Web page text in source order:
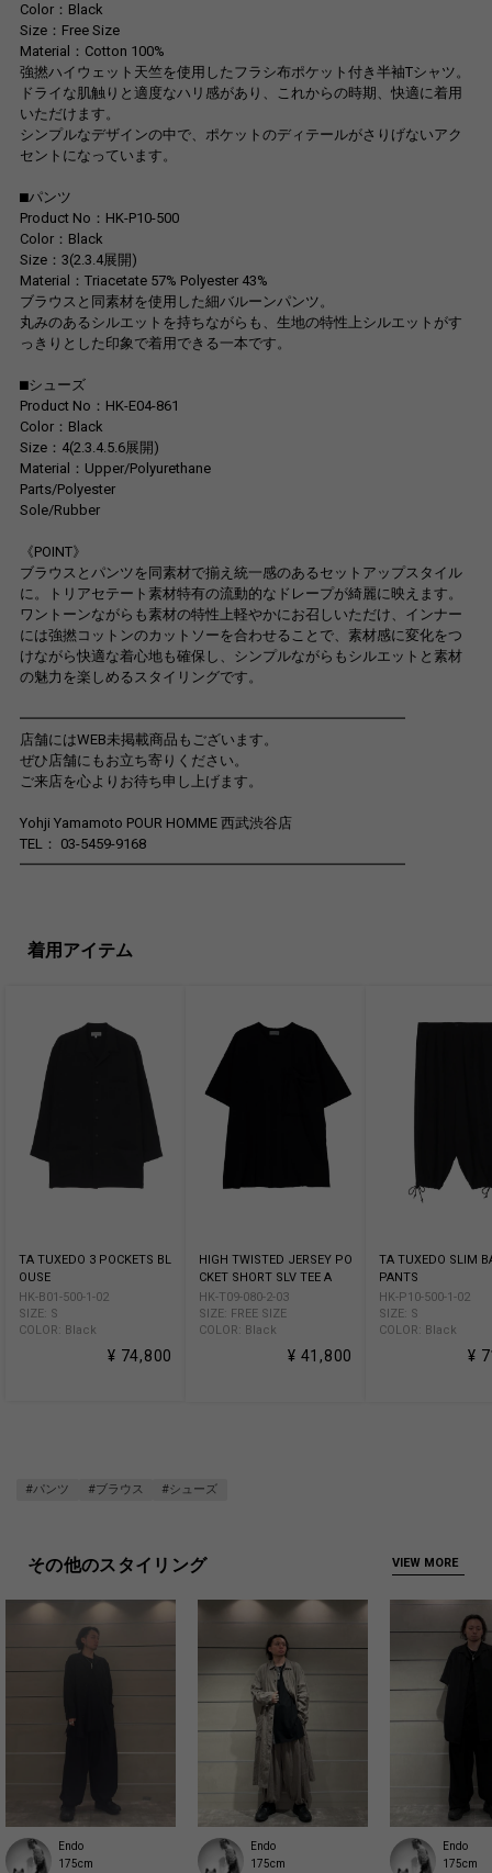
Color：Black
Size：Free Size
Material：Cotton 100%
強撚ハイウェット天竺を使用したフラシ布ポケット付き半袖Tシャツ。
ドライな肌触りと適度なハリ感があり、これからの時期、快適に着用
いただけます。
シンプルなデザインの中で、ポケットのディテールがさりげないアク
セントになっています。
⬛︎パンツ
Product No：HK-P10-500
Color：Black
Size：3(2.3.4展開)
Material：Triacetate 57% Polyester 43%
ブラウスと同素材を使用した細バルーンパンツ。
丸みのあるシルエットを持ちながらも、生地の特性上シルエットがす
っきりとした印象で着用できる一本です。
⬛︎シューズ
Product No：HK-E04-861
Color：Black
Size：4(2.3.4.5.6展開)
Material：Upper/Polyurethane
Parts/Polyester
Sole/Rubber
《POINT》
ブラウスとパンツを同素材で揃え統一感のあるセットアップスタイル
に。トリアセテート素材特有の流動的なドレープが綺麗に映えます。
ワントーンながらも素材の特性上軽やかにお召しいただけ、インナー
には強撚コットンのカットソーを合わせることで、素材感に変化をつ
けながら快適な着心地も確保し、シンプルながらもシルエットと素材
の魅力を楽しめるスタイリングです。
━━━━━━━━━━━━━━━━━━━━━━━━━━━
店舗にはWEB未掲載商品もございます。
ぜひ店舗にもお立ち寄りください。
ご来店を心よりお待ち申し上げます。
Yohji Yamamoto POUR HOMME 西武渋谷店
TEL： 03-5459-9168
━━━━━━━━━━━━━━━━━━━━━━━━━━━
着用アイテム
TA TUXEDO 3 POCKETS BL
OUSE
HK-B01-500-1-02
SIZE: S
COLOR: Black
¥ 74,800
HIGH TWISTED JERSEY PO
CKET SHORT SLV TEE A
HK-T09-080-2-03
SIZE: FREE SIZE
COLOR: Black
¥ 41,800
TA TUXEDO SLIM
PANTS
HK-P10-500-1-02
SIZE: S
COLOR: Black
¥
#パンツ #ブラウス #シューズ
その他のスタイリング VIEW MORE
Endo
175cm
Endo
175cm
Endo
175cm